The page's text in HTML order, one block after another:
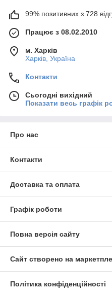
99% позитивних з 728
Працює з 08.02.2010
м. Харків
Харків, Україна
Контакти
Сьогодні вихідний
Показати весь графік
Про нас
Контакти
Доставка та оплата
Графік роботи
Повна версія сайту
Сайт створено на
Політика конфіденційності